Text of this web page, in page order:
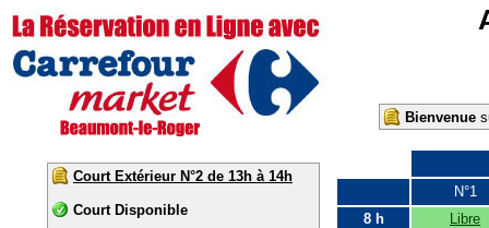
Bienvenue
Court Extérieur N°2 de 13h à 14h
Court Disponible
N°1
8 h
Libre